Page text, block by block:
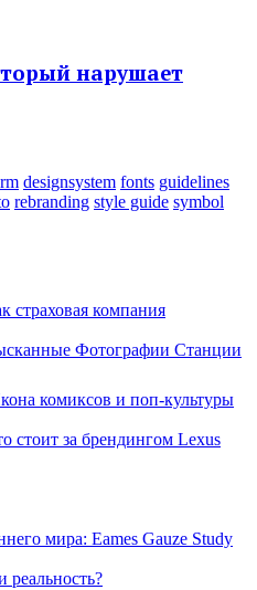
нарушает
designsystem fonts guidelines
rebranding style guide symbol
страховая компания
Фотографии Станции
комиксов и поп-культуры
стоит за брендингом Lexus
мира: Eames Gauze Study